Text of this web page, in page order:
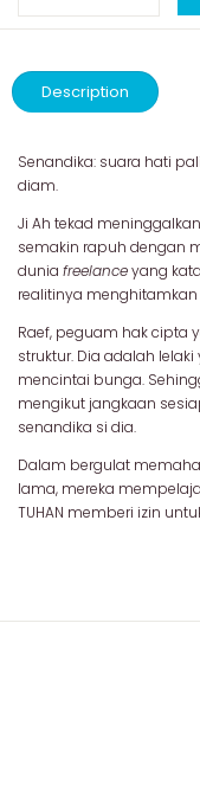
Description
Senandika: suara hati
diam.
Ji Ah tekad
semakin rapuh dengan
dunia freelanceyang
realitinya
Raef, peguam hak cipta
struktur. Dia adalah
mencintai bunga.
mengikut jangkaan
senandika si dia.
Dalam bergulat
lama, mereka
TUHAN memberi izin